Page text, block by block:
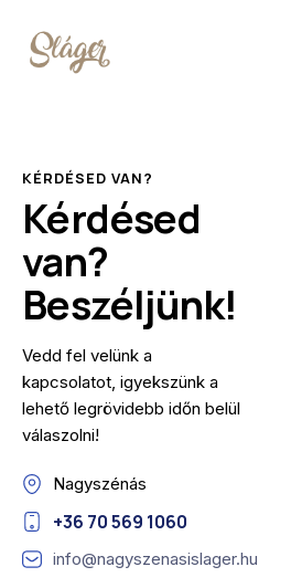
KÉRDÉSED VAN?
Kérdésed
van?
Beszéljünk!
Vedd fel velünk a
kapcsolatot, igyekszünk a
lehető legrövidebb időn belül
válaszolni!
Nagyszénás
+36 70 569 1060
info@nagyszenasislager.hu